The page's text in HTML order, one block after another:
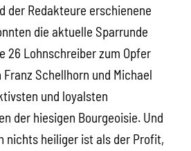
der Redakteure erschienene
die aktuelle Sparrunde
26 Lohnschreiber zum Opfer
Schellhorn und Michael
und loyalsten
der hiesigen Bourgeoisie. Und
nichts heiliger ist als der Profit,